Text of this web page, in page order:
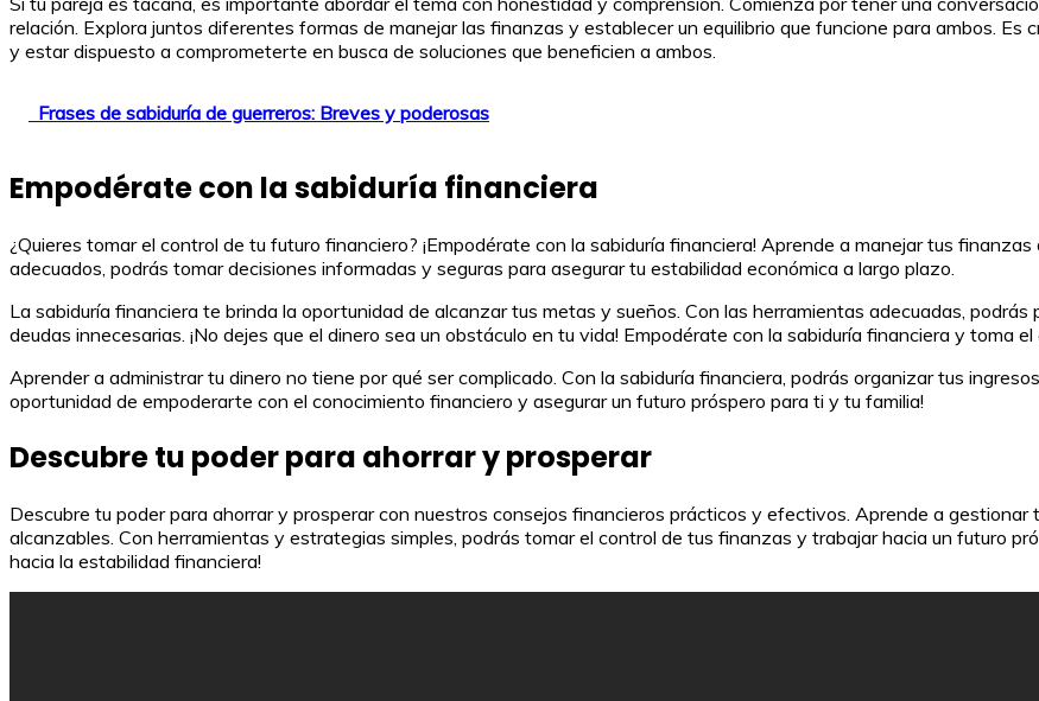
relación. Explora juntos diferentes formas de manejar las finanzas y establecer un equilibrio que funcione para ambos. Es
y estar dispuesto a comprometerte en busca de soluciones que beneficien a ambos.
Frases de sabiduría de guerreros: Breves y poderosas
Empodérate con la sabiduría financiera
¿Quieres tomar el control de tu futuro financiero? ¡Empodérate con la sabiduría financiera! Aprende a manejar tus
adecuados, podrás tomar decisiones informadas y seguras para asegurar tu estabilidad económica a largo plazo.
La sabiduría financiera te brinda la oportunidad de alcanzar tus metas y sueños. Con las herramientas adecuadas,
deudas innecesarias. ¡No dejes que el dinero sea un obstáculo en tu vida! Empodérate con la sabiduría financiera y toma
Aprender a administrar tu dinero no tiene por qué ser complicado. Con la sabiduría financiera, podrás organizar tus
oportunidad de empoderarte con el conocimiento financiero y asegurar un futuro próspero para ti y tu familia!
Descubre tu poder para ahorrar y prosperar
Descubre tu poder para ahorrar y prosperar con nuestros consejos financieros prácticos y efectivos. Aprende a
alcanzables. Con herramientas y estrategias simples, podrás tomar el control de tus finanzas y trabajar hacia un futuro
hacia la estabilidad financiera!